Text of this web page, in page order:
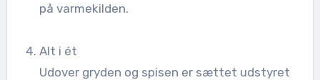
på varmekilden.
Alt i ét
Udover gryden og spisen er sættet udstyret